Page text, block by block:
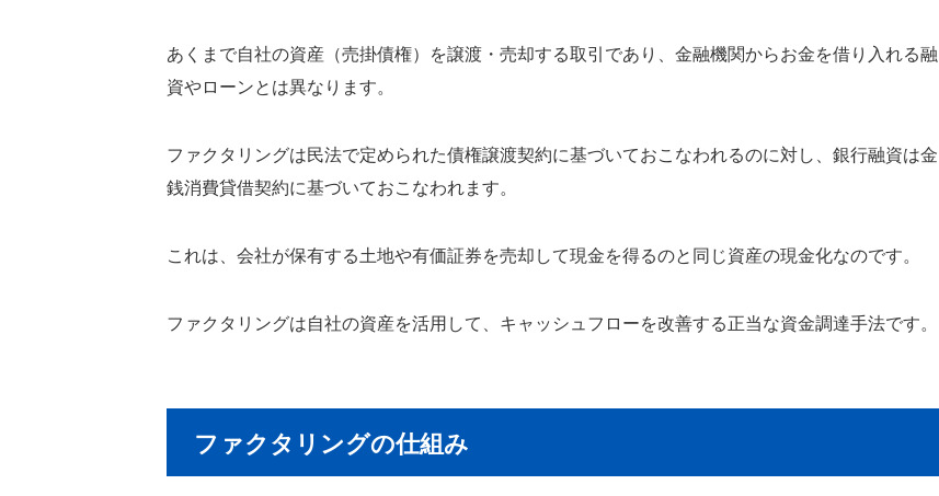
あくまで自社の資産（売掛債権）を譲渡・売却する取引であり、金融機関からお金を借り入れる融
資やローンとは異なります。
ファクタリングは民法で定められた債権譲渡契約に基づいておこなわれるのに対し、銀行融資は金
銭消費貸借契約に基づいておこなわれます。
これは、会社が保有する土地や有価証券を売却して現金を得るのと同じ資産の現金化なのです。
ファクタリングは自社の資産を活用して、キャッシュフローを改善する正当な資金調達手法です。
ファクタリングの仕組み